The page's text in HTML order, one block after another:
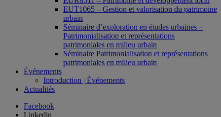
EUT1065 – Gestion et valorisation du patrimoine
urbain
Séminaire d’exploration en études urbaines –
Patrimonialisation et représentations
patrimoniales en milieu urbain
Séminaire Patrimonialisation et représentations
patrimoniales en milieu urbain
Événements
Introduction | Événements
Actualités
Facebook
Linkedin